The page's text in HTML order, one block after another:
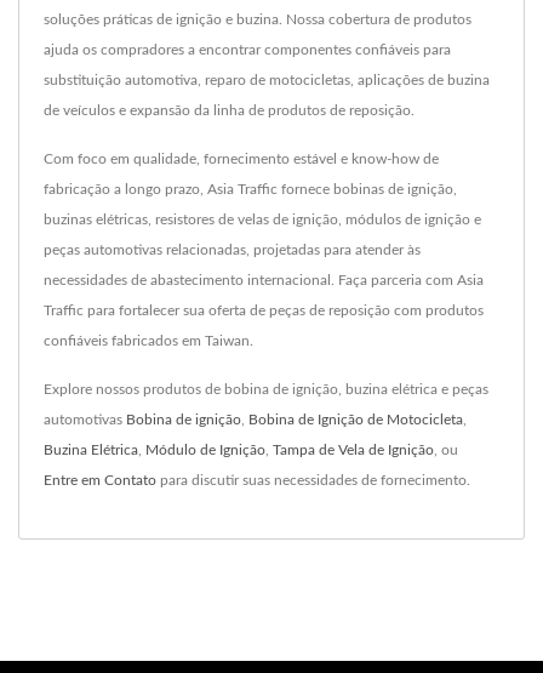
soluções práticas de ignição e buzina. Nossa cobertura de produtos
ajuda os compradores a encontrar componentes confiáveis para
substituição automotiva, reparo de motocicletas, aplicações de buzina
de veículos e expansão da linha de produtos de reposição.
Com foco em qualidade, fornecimento estável e know-how de
fabricação a longo prazo, Asia Traffic fornece bobinas de ignição,
buzinas elétricas, resistores de velas de ignição, módulos de ignição e
peças automotivas relacionadas, projetadas para atender às
necessidades de abastecimento internacional. Faça parceria com Asia
Traffic para fortalecer sua oferta de peças de reposição com produtos
confiáveis fabricados em Taiwan.
Explore nossos produtos de bobina de ignição, buzina elétrica e peças
automotivas Bobina de ignição Bobina de Ignição de Motocicleta
Buzina Elétrica Módulo de Ignição Tampa de Vela de Ignição , ou
Entre em Contato para discutir suas necessidades de fornecimento.